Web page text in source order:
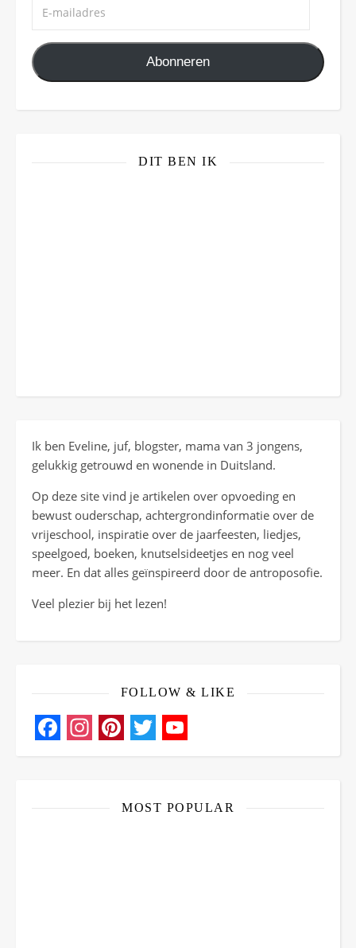
Abonneren
DIT BEN IK
Ik ben Eveline, juf, blogster, mama van 3 jongens,
gelukkig getrouwd en wonende in Duitsland.
Op deze site vind je artikelen over opvoeding en
bewust ouderschap, achtergrondinformatie over de
vrijeschool, inspiratie over de jaarfeesten, liedjes,
speelgoed, boeken, knutselsideetjes en nog veel
meer. En dat alles geïnspireerd door de antroposofie.
Veel plezier bij het lezen!
FOLLOW & LIKE
Facebook
Instagram
Pinterest
Twitter
YouTube
MOST POPULAR